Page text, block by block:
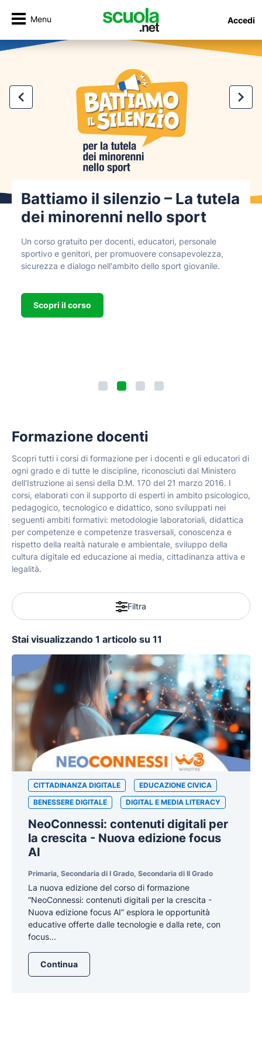
Menu Accedi
Battiamo il silenzio – La tutela
dei minorenni nello sport
Un corso gratuito per docenti, educatori, personale
sportivo e genitori, per promuovere consapevolezza,
sicurezza e dialogo nell'ambito dello sport giovanile.
Scopri il corso
Formazione docenti
Scopri tutti i corsi di formazione per i docenti e gli educatori di
ogni grado e di tutte le discipline, riconosciuti dal Ministero
dell'Istruzione ai sensi della D.M. 170 del 21 marzo 2016. I
corsi, elaborati con il supporto di esperti in ambito psicologico,
pedagogico, tecnologico e didattico, sono sviluppati nei
seguenti ambiti formativi: metodologie laboratoriali, didattica
per competenze e competenze trasversali, conoscenza e
rispetto della realtà naturale e ambientale, sviluppo della
cultura digitale ed educazione ai media, cittadinanza attiva e
legalità.
Filtra
Stai visualizzando 1 articolo su 11
CITTADINANZA DIGITALE
EDUCAZIONE CIVICA
BENESSERE DIGITALE
DIGITAL E MEDIA LITERACY
NeoConnessi: contenuti digitali per
la crescita - Nuova edizione focus
AI
Primaria, Secondaria di I Grado, Secondaria di II Grado
La nuova edizione del corso di formazione
“NeoConnessi: contenuti digitali per la crescita -
Nuova edizione focus AI” esplora le opportunità
educative offerte dalle tecnologie e dalla rete, con
focus...
Continua